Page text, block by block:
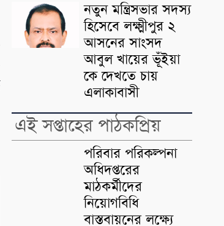
নতুন মন্ত্রিসভার সদস্য
হিসেবে লক্ষ্মীপুর ২
আসনের সাংসদ
আবুল খায়ের ভূঁইয়া
কে দেখতে চায়
এলাকাবাসী
এই সপ্তাহের পাঠকপ্রিয়
পরিবার পরিকল্পনা
অধিদপ্তরের
মাঠকর্মীদের
নিয়োগবিধি
বাস্তবায়নের লক্ষ্যে